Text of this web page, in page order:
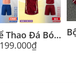
Bộ Thể Thao Đá Bóng Wika Dominic Chính Hãng
199.000₫